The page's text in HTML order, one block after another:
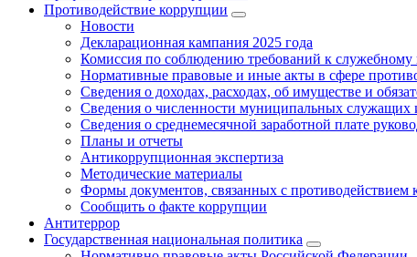
Противодействие коррупции
Новости
Декларационная кампания 2025 года
Комиссия по соблюдению требований к
Нормативные правовые и иные акты в сфере
Сведения о доходах, расходах, об имуществе и
Сведения о численности муниципальных служащих
Сведения о среднемесячной заработной плате
Планы и отчеты
Антикоррупционная экспертиза
Методические материалы
Формы документов, связанных с противодействием
Сообщить о факте коррупции
Антитеррор
Государственная национальная политика